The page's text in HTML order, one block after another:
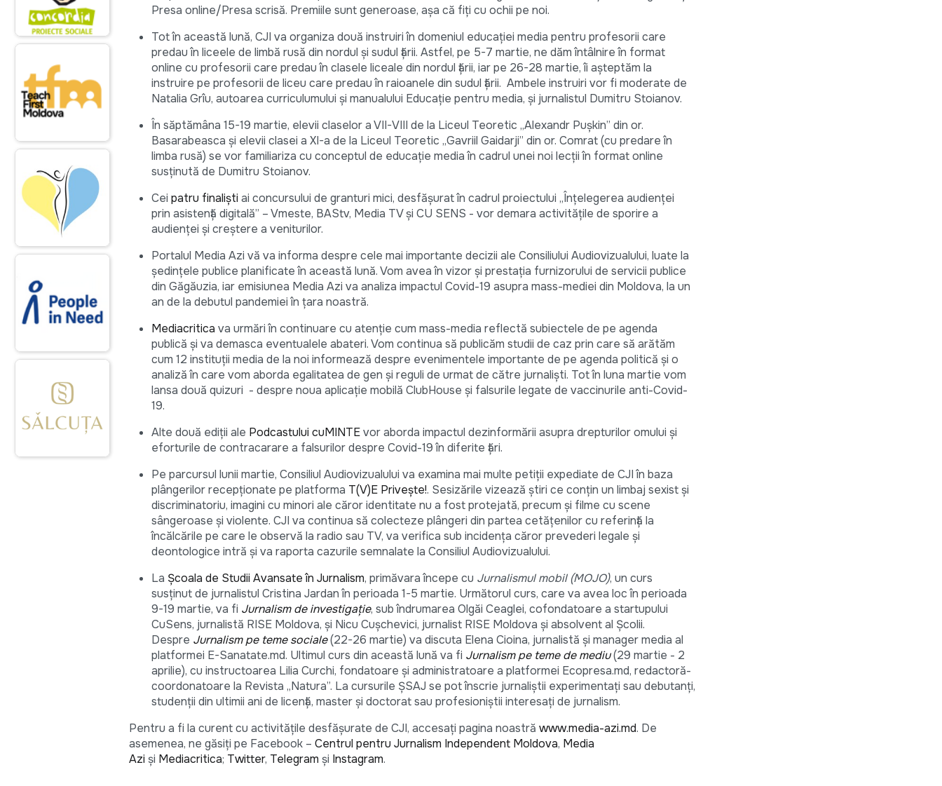
Presa online/Presa scrisă. Premiile sunt generoase, așa că fiți cu ochii pe noi.
Tot în această lună, CJI va organiza două instruiri în domeniul educației media pentru profesorii care
predau în liceele de limbă rusă din nordul și sudul țării. Astfel, pe 5-7 martie, ne dăm întâlnire în format
online cu profesorii care predau în clasele liceale din nordul țării, iar pe 26-28 martie, îi așteptăm la
instruire pe profesorii de liceu care predau în raioanele din sudul țării. Ambele instruiri vor fi moderate de
Natalia Grîu, autoarea curriculumului și manualului Educație pentru media, și jurnalistul Dumitru Stoianov.
În săptămâna 15-19 martie, elevii claselor a VII-VIII de la Liceul Teoretic „Alexandr Pușkin” din or.
Basarabeasca și elevii clasei a XI-a de la Liceul Teoretic „Gavriil Gaidarji” din or. Comrat (cu predare în
limba rusă) se vor familiariza cu conceptul de educație media în cadrul unei noi lecții în format online
susținută de Dumitru Stoianov.
Cei patru finaliști ai concursului de granturi mici, desfăşurat în cadrul proiectului „Înţelegerea audienţei
prin asistență digitală” – Vmeste, BAStv, Media TV și CU SENS - vor demara activitățile de sporire a
audienței și creștere a veniturilor.
Portalul Media Azi vă va informa despre cele mai importante decizii ale Consiliului Audiovizualului, luate la
ședințele publice planificate în această lună. Vom avea în vizor și prestația furnizorului de servicii publice
din Găgăuzia, iar emisiunea Media Azi va analiza impactul Covid-19 asupra mass-mediei din Moldova, la un
an de la debutul pandemiei în țara noastră.
Mediacritica va urmări în continuare cu atenție cum mass-media reflectă subiectele de pe agenda
publică și va demasca eventualele abateri. Vom continua să publicăm studii de caz prin care să arătăm
cum 12 instituții media de la noi informează despre evenimentele importante de pe agenda politică și o
analiză în care vom aborda egalitatea de gen și reguli de urmat de către jurnaliști. Tot în luna martie vom
lansa două quizuri - despre noua aplicație mobilă ClubHouse și falsurile legate de vaccinurile anti-Covid-
19.
Alte două ediții ale Podcastului cuMINTEvor aborda impactul dezinformării asupra drepturilor omului și
eforturile de contracarare a falsurilor despre Covid-19 în diferite țări.
Pe parcursul lunii martie, Consiliul Audiovizualului va examina mai multe petiții expediate de CJI în baza
plângerilor recepționate pe platforma T(V)E Privește!. Sesizările vizează știri ce conțin un limbaj sexist și
discriminatoriu, imagini cu minori ale căror identitate nu a fost protejată, precum și filme cu scene
sângeroase și violente. CJI va continua să colecteze plângeri din partea cetățenilor cu referință la
încălcările pe care le observă la radio sau TV, va verifica sub incidența căror prevederi legale și
deontologice intră și va raporta cazurile semnalate la Consiliul Audiovizualului.
La Şcoala de Studii Avansate în Jurnalism, primăvara începe cu Jurnalismul mobil (MOJO), un curs
susținut de jurnalistul Cristina Jardan în perioada 1-5 martie. Următorul curs, care va avea loc în perioada
9-19 martie, va fi Jurnalism de investigație, sub îndrumarea Olgăi Ceaglei, cofondatoare a startupului
CuSens, jurnalistă RISE Moldova, și Nicu Cușchevici, jurnalist RISE Moldova și absolvent al Școlii.
Despre Jurnalism pe teme sociale(22-26 martie) va discuta Elena Cioina, jurnalistă și manager media al
platformei E-Sanatate.md. Ultimul curs din această lună va fi Jurnalism pe teme de mediu(29 martie - 2
aprilie), cu instructoarea Lilia Curchi, fondatoare și administratoare a platformei Ecopresa.md, redactoră-
coordonatoare la Revista „Natura”. La cursurile ȘSAJ se pot înscrie jurnaliștii experimentați sau debutanți,
studenții din ultimii ani de licență, master și doctorat sau profesioniștii interesați de jurnalism.
Pentru a fi la curent cu activitățile desfășurate de CJI, accesați pagina noastră www.media-azi.md. De
asemenea, ne găsiți pe Facebook – Centrul pentru Jurnalism Independent Moldova, Media
Azi și Mediacritica; Twitter, Telegram și Instagram.